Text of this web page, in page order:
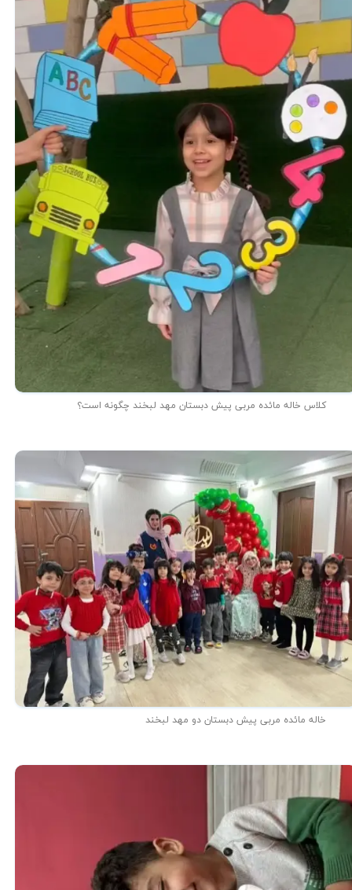
کلاس خاله مائده مربی پیش دبستان مهد لبخند چگونه است؟
خاله مائده مربی پیش دبستان دو مهد لبخند